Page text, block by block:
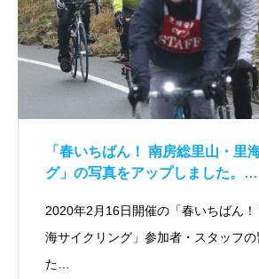
「春いちばん！ 南房総里山・里
グ」の写真をアップしました。…
2020年2月16日開催の「春いちばん
海サイクリング」参加者・スタッフ
た…